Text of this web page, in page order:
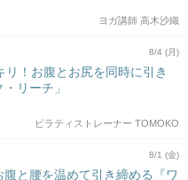
ヨガ講師 高木沙織
8/4 (月)
リ！お腹とお尻を同時に引き
リーチ」
ピラティストレーナー TOMOKO
8/1 (金)
と腰を温めて引き締める『ワ